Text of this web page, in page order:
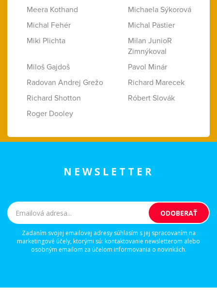
Meera Kothand
Michaela Sýkorová
Michal Fehér
Michal Pastier
Miki Plichta
Milan JunioR
Zimnýkoval
Miloš Gajdoš
Pavol Minár
Radovan Andrej Grežo
Richard Marecek
Richard Shotton
Róbert Slovák
Roger Dooley
NEWSLETTER
Zadaním svojej emailovej adresy súhlasím s jej spracovaním na
marketingové účely, ktorými sú: kontaktovanie newsletterom alebo
osobným emailom za účelom informovania o novinkách.